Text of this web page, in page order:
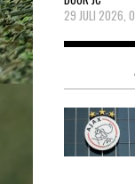
29 JULI 2026,